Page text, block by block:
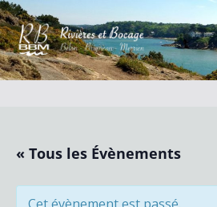
« Tous les Évènements